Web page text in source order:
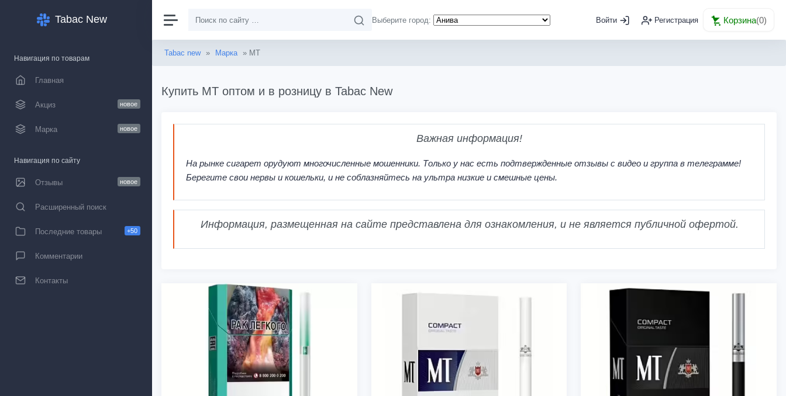
Tabac New
Навигация по товарам
Главная
Акциз новое
Марка новое
Навигация по сайту
Отзывы новое
Расширенный поиск
Последние товары +50
Комментарии
Контакты
Выберите город: Войти Регистрация Корзина(0)
Tabac new » Марка » MT
Купить MT оптом и в розницу в Tabac New
Важная информация!
На рынке сигарет орудуют многочисленные мошенники. Только у нас есть подтвержденные отзывы с видео и группа в телеграмме!
Берегите свои нервы и кошельки, и не соблазняйтесь на ультра низкие и смешные цены.
Информация, размещенная на сайте представлена для ознакомления, и не является публичной офертой.